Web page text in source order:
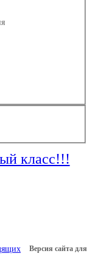
класс!!!
Версия сайта для